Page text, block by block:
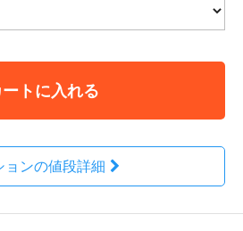
ートに入れる
ョンの値段詳細